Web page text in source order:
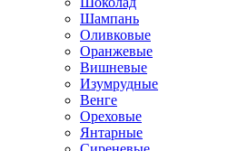
Шампань
Оливковые
Оранжевые
Вишневые
Изумрудные
Венге
Ореховые
Янтарные